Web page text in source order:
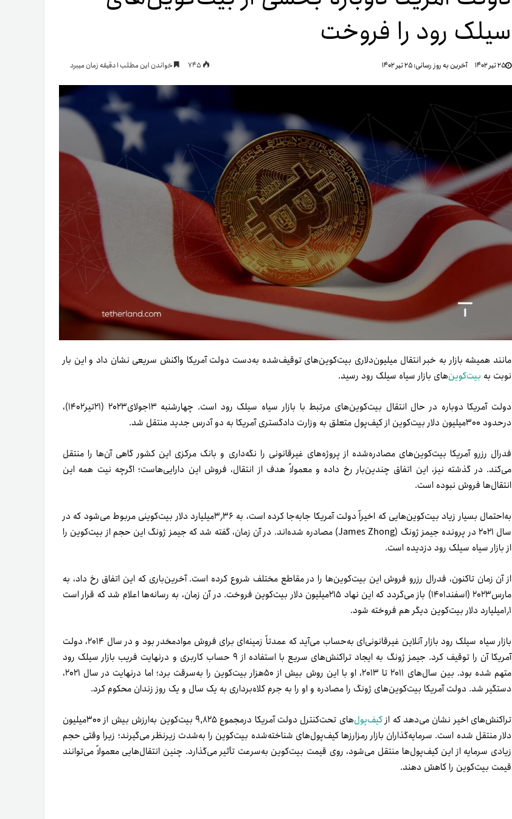
سیلک رود را فروخت
۲۵ تیر ۱۴۰۲ آخرین به روز رسانی:۲۵ تیر ۱۴۰۲ خواندن این مطلب 1 دقیقه زمان میبرد
مانند همیشه بازار به خبر انتقال میلیون‌دلاری بیت‌کوین‌های توقیف‌شده به‌دست دولت آمریکا واکنش سریعی نشان داد و این بار
نوبت به بیت‌کوین‌های بازار سیاه سیلک رود رسید.
دولت آمریکا دوباره در حال انتقال بیت‌کوین‌های مرتبط با بازار سیاه سیلک رود است. چهارشنبه ۱۳جولای۲۰۲۳ (۲۱تیر۱۴۰۲)،
درحدود ۳۰۰میلیون‌ دلار بیت‌کوین از کیف‌پول متعلق به وزارت دادگستری آمریکا به دو آدرس جدید منتقل شد.
فدرال رزرو آمریکا بیت‌کوین‌های مصادره‌شده از پروژه‌های غیرقانونی را نگه‌داری و بانک مرکزی این کشور گاهی آن‌ها را منتقل
می‌کند. در گذشته نیز، این اتفاق چندین‌بار رخ داده‌ و معمولاً هدف از انتقال، فروش این دارایی‌هاست؛ اگر‌چه نیت همه این
انتقال‌ها فروش نبوده‌ است.
به‌احتمال بسیار زیاد بیت‌کوین‌هایی که اخیراً دولت آمریکا جابه‌جا کرده‌ است، به ۳٫۳۶میلیارد دلار بیت‌کوینی مربوط می‌شود که در
سال ۲۰۲۱ در پرونده جیمز ژونگ (James Zhong) مصادره شده‌اند. در آن‌ زمان، گفته شد که جیمز ژونگ این حجم از بیت‌کوین را
از بازار سیاه سیلک رود دزدیده است.
از آن زمان تاکنون، فدرال رزرو فروش این بیت‌کوین‌ها را در مقاطع مختلف شروع کرده‌ است. آخرین‌باری که این اتفاق رخ داد، به
مارس۲۰۲۳ (اسفند۱۴۰۱) باز می‌گردد که این نهاد ۲۱۵‌میلیون دلار بیت‌کوین فروخت. در آن زمان، به رسانه‌ها اعلام شد که قرار است
۱٫۱میلیارد دلار بیت‌کوین دیگر هم فروخته شود.
بازار سیاه سیلک رود بازار آنلاین غیرقانونی‌ای به‌حساب می‌آید که عمدتاً زمینه‌ای برای فروش مواد‌مخدر بود و در سال ۲۰۱۴، دولت
آمریکا آن را توقیف‌ کرد. جیمز ژونگ به ایجاد تراکنش‌های سریع با استفاده از ۹ حساب کاربری و درنهایت فریب بازار سیلک رود
متهم شده‌ بود. بین سال‌های ۲۰۱۱ تا ۲۰۱۳، او با این روش بیش از ۵۰هزار بیت‌کوین را به‌سرقت برد؛ اما در‌نهایت در سال ۲۰۲۱،
دستگیر شد. دولت آمریکا بیت‌کوین‌های ژونگ را مصادره و او را به جرم کلاه‌برداری به یک سال و یک روز زندان محکوم کرد.
تراکنش‌های اخیر نشان می‌دهد که ازکیف‌پول‌
های تحت‌کنترل دولت آمریکا در‌مجموع ۹,۸۲۵ بیت‌کوین به‌ارزش بیش از ۳۰۰میلیون
دلار منتقل شده‌ است. سرمایه‌گذاران بازار رمزارزها کیف‌پول‌های شناخته‌شده بیت‌کوین را به‌شدت زیر‌نظر می‌گیرند؛ زیرا وقتی حجم
زیادی سرمایه از این کیف‌پول‌ها منتقل می‌شود، روی قیمت بیت‌کوین به‌سرعت تأثیر می‌گذارد. چنین انتقال‌هایی معمولاً می‌توانند
قیمت بیت‌کوین را کاهش دهند.